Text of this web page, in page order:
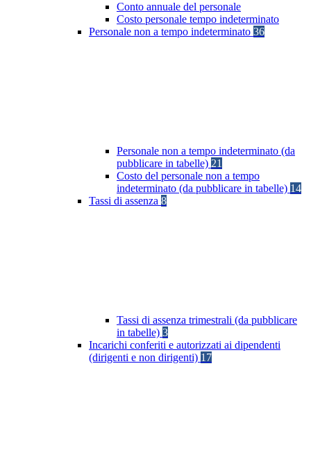
Conto annuale del personale
Costo personale tempo indeterminato
Personale non a tempo indeterminato 36
Personale non a tempo indeterminato (da
pubblicare in tabelle) 21
Costo del personale non a tempo
indeterminato (da pubblicare in tabelle) 14
Tassi di assenza 8
Tassi di assenza trimestrali (da pubblicare
in tabelle) 3
Incarichi conferiti e autorizzati ai dipendenti
(dirigenti e non dirigenti) 17